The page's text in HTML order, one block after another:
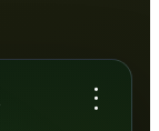
...